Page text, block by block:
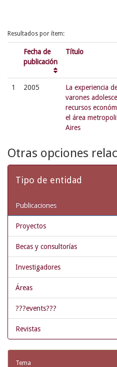
Resultados por ítem:
Fecha de
publicación
Título
1 2005
La experiencia
varones
recursos
el área
Aires
Otras opciones
Tipo de entidad
Publicaciones
Proyectos
Becas y consultorías
Investigadores
Áreas
???events???
Revistas
Tema